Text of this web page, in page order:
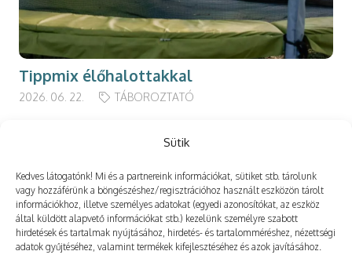
Sütik
Kedves látogatónk! Mi és a partnereink információkat, sütiket stb. tárolunk
vagy hozzáférünk a böngészéshez/regisztrációhoz használt eszközön tárolt
információkhoz, illetve személyes adatokat (egyedi azonosítókat, az eszköz
által küldött alapvető információkat stb.) kezelünk személyre szabott
hirdetések és tartalmak nyújtásához, hirdetés- és tartalomméréshez, nézettségi
adatok gyűjtéséhez, valamint termékek kifejlesztéséhez és azok javításához.
Tippmix élőhalottakkal
2026. 06. 22. TÁBOROZTATÓ
Még több